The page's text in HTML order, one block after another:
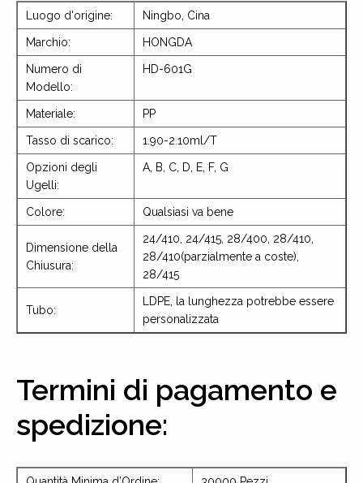
Luogo d'origine: Ningbo, Cina
Marchio: HONGDA
Numero di
Modello:
HD-601G
Materiale: PP
Tasso di scarico: 1.90-2.10ml/T
Opzioni degli
Ugelli:
A, B, C, D, E, F, G
Colore: Qualsiasi va bene
Dimensione della
Chiusura:
24/410, 24/415, 28/400, 28/410,
28/410(parzialmente a coste),
28/415
Tubo:
LDPE, la lunghezza potrebbe essere
personalizzata
Termini di pagamento e
spedizione: